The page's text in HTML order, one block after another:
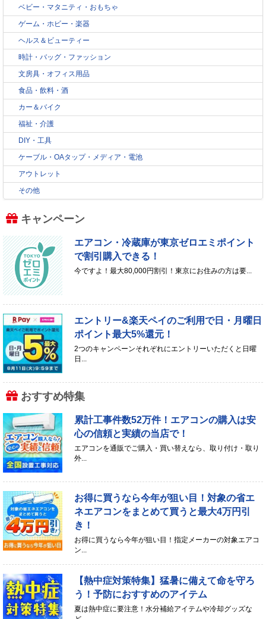
ベビー・マタニティ・おもちゃ
ゲーム・ホビー・楽器
ヘルス＆ビューティー
時計・バッグ・ファッション
文房具・オフィス用品
食品・飲料・酒
カー＆バイク
福祉・介護
DIY・工具
ケーブル・OAタップ・メディア・電池
アウトレット
その他
キャンペーン
エアコン・冷蔵庫が東京ゼロエミポイント
で割引購入できる！
今ですよ！最大80,000円割引！東京にお住みの方は要...
エントリー&楽天ペイのご利用で日・月曜日
ポイント最大5%還元！
2つのキャンペーンそれぞれにエントリーいただくと日曜
日...
おすすめ特集
累計工事件数52万件！エアコンの購入は安
心の信頼と実績の当店で！
エアコンを通販でご購入・買い替えなら、取り付け・取り
外...
お得に買うなら今年が狙い目！対象の省エ
ネエアコンをまとめて買うと最大4万円引
き！
お得に買うなら今年が狙い目！指定メーカーの対象エアコ
ン...
【熱中症対策特集】猛暑に備えて命を守ろ
う！予防におすすめのアイテム
夏は熱中症に要注意！水分補給アイテムや冷却グッズな